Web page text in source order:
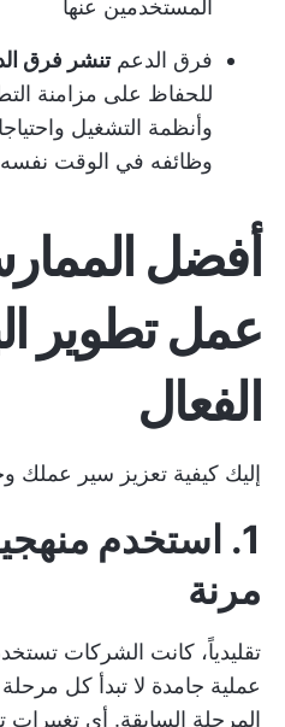
المستخدمين عنها
فرق الدعمتنشر فرق
للحفاظ على مزامنة
وأنظمة التشغيل
وظائفه في الوقت نفسه
أفضل
عمل تطوير
الفعال
إليك كيفية تعزيز سير
1. استخدم
مرنة
تقليدياً، كانت الشركات
عملية جامدة لا تبدأ كل مرحلة
المرحلة السابقة. أي تغييرات